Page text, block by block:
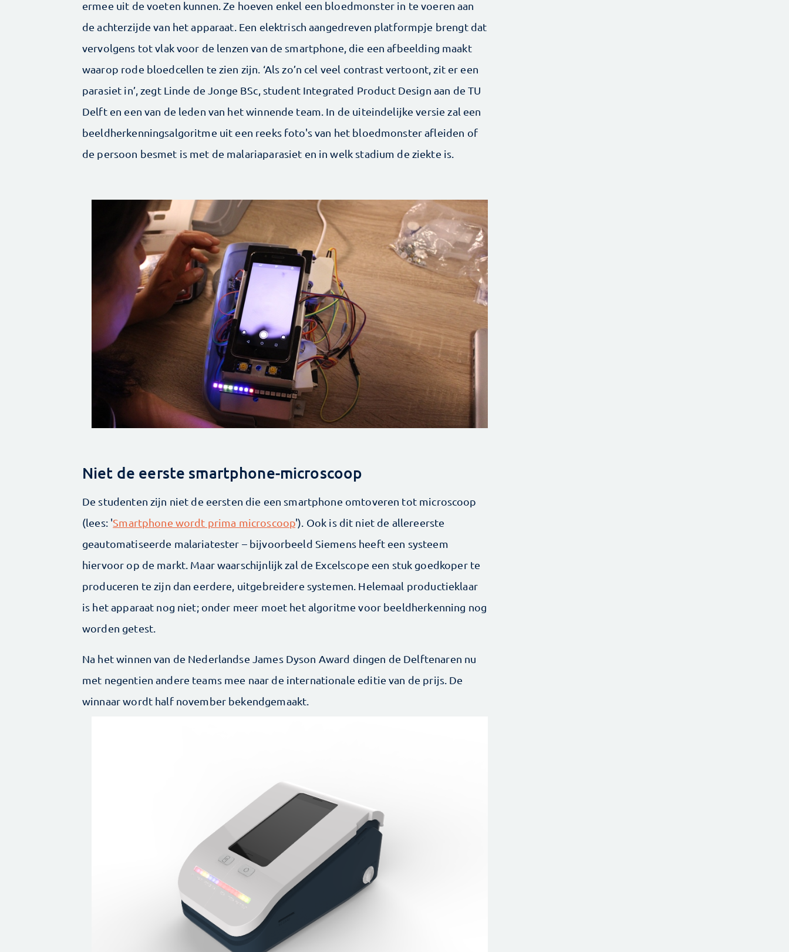
ermee uit de voeten kunnen. Ze hoeven enkel een bloedmonster in te voeren aan
de achterzijde van het apparaat. Een elektrisch aangedreven platformpje brengt dat
vervolgens tot vlak voor de lenzen van de smartphone, die een afbeelding maakt
waarop rode bloedcellen te zien zijn. ‘Als zo’n cel veel contrast vertoont, zit er een
parasiet in’, zegt Linde de Jonge BSc, student Integrated Product Design aan de TU
Delft en een van de leden van het winnende team. In de uiteindelijke versie zal een
beeldherkenningsalgoritme uit een reeks foto's van het bloedmonster afleiden of
de persoon besmet is met de malariaparasiet en in welk stadium de ziekte is.
Niet de eerste smartphone-microscoop
De studenten zijn niet de eersten die een smartphone omtoveren tot microscoop
(lees: 'Smartphone wordt prima microscoop'). Ook is dit niet de allereerste
geautomatiseerde malariatester – bijvoorbeeld Siemens heeft een systeem
hiervoor op de markt. Maar waarschijnlijk zal de Excelscope een stuk goedkoper te
produceren te zijn dan eerdere, uitgebreidere systemen. Helemaal productieklaar
is het apparaat nog niet; onder meer moet het algoritme voor beeldherkenning nog
worden getest.
Na het winnen van de Nederlandse James Dyson Award dingen de Delftenaren nu
met negentien andere teams mee naar de internationale editie van de prijs. De
winnaar wordt half november bekendgemaakt.